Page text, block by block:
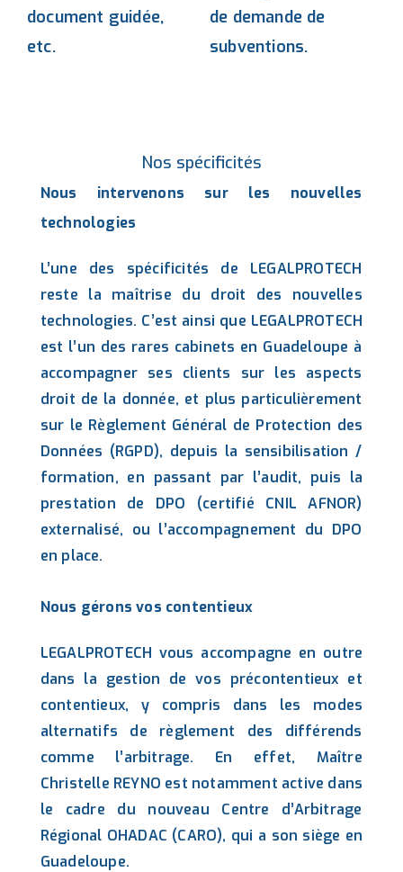
document guidée,
etc.
de demande de
subventions.
Nos spécificités
Nous intervenons sur les nouvelles
technologies
L’une des spécificités de LEGALPROTECH
reste la maîtrise du droit des nouvelles
technologies. C’est ainsi que LEGALPROTECH
est l’un des rares cabinets en Guadeloupe à
accompagner ses clients sur les aspects
droit de la donnée, et plus particulièrement
sur le Règlement Général de Protection des
Données (RGPD), depuis la sensibilisation /
formation, en passant par l’audit, puis la
prestation de DPO (certifié CNIL AFNOR)
externalisé, ou l’accompagnement du DPO
en place.
Nous gérons vos contentieux
LEGALPROTECH vous accompagne en outre
dans la gestion de vos précontentieux et
contentieux, y compris dans les modes
alternatifs de règlement des différends
comme l’arbitrage. En effet, Maître
Christelle REYNO est notamment active dans
le cadre du nouveau Centre d’Arbitrage
Régional OHADAC (CARO), qui a son siège en
Guadeloupe.